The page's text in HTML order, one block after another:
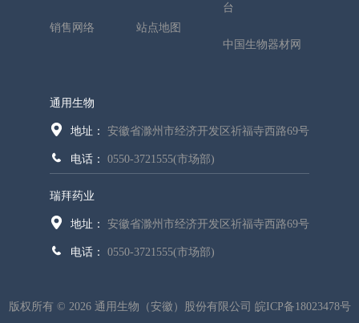
销售网络 站点地图
台
中国生物器材网
通用生物
地址： 安徽省滁州市经济开发区祈福寺西路69号
电话： 0550-3721555(市场部)
瑞拜药业
地址： 安徽省滁州市经济开发区祈福寺西路69号
电话： 0550-3721555(市场部)
版权所有 © 2026 通用生物（安徽）股份有限公司 皖ICP备18023478号